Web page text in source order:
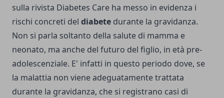
sulla rivista Diabetes Care ha messo in evidenza i
rischi concreti del diabete durante la gravidanza.
Non si parla soltanto della salute di mamma e
neonato, ma anche del futuro del figlio, in età pre-
adolescenziale. E' infatti in questo periodo dove, se
la malattia non viene adeguatamente trattata
durante la gravidanza, che si registrano casi di